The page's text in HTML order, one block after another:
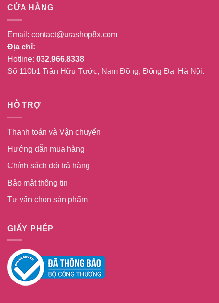
CỬA HÀNG
Email: contact@urashop8x.com
Địa chỉ:
Hotline: 032.966.8338
Số 110b1 Trần Hữu Tước, Nam Đồng, Đống Đa, Hà Nội.
HỖ TRỢ
Thanh toán và Vận chuyển
Hướng dẫn mua hàng
Chính sách đổi trả hàng
Bảo mật thông tin
Tư vấn chọn sản phẩm
GIẤY PHÉP